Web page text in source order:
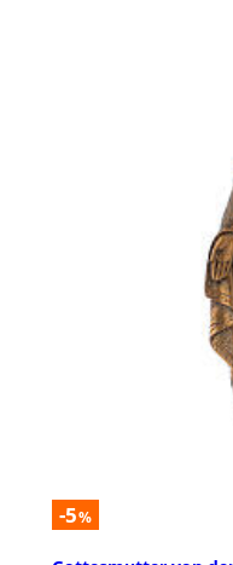
-5%